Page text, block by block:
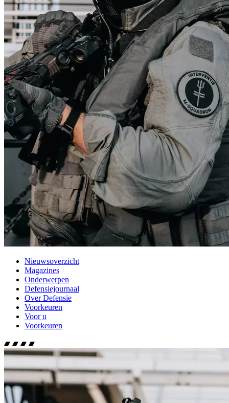
Nieuwsoverzicht
Magazines
Onderwerpen
Defensiejournaal
Over Defensie
Voorkeuren
Voor u
Voorkeuren